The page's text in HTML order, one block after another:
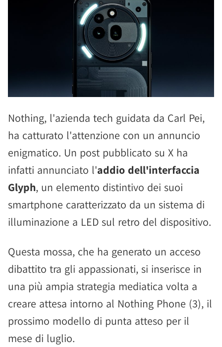
Nothing, l'azienda tech guidata da Carl Pei,
ha catturato l'attenzione con un annuncio
enigmatico. Un post pubblicato su X ha
infatti annunciato l'addio dell'interfaccia
Glyph, un elemento distintivo dei suoi
smartphone caratterizzato da un sistema di
illuminazione a LED sul retro del dispositivo.
Questa mossa, che ha generato un acceso
dibattito tra gli appassionati, si inserisce in
una più ampia strategia mediatica volta a
creare attesa intorno al Nothing Phone (3), il
prossimo modello di punta atteso per il
mese di luglio.